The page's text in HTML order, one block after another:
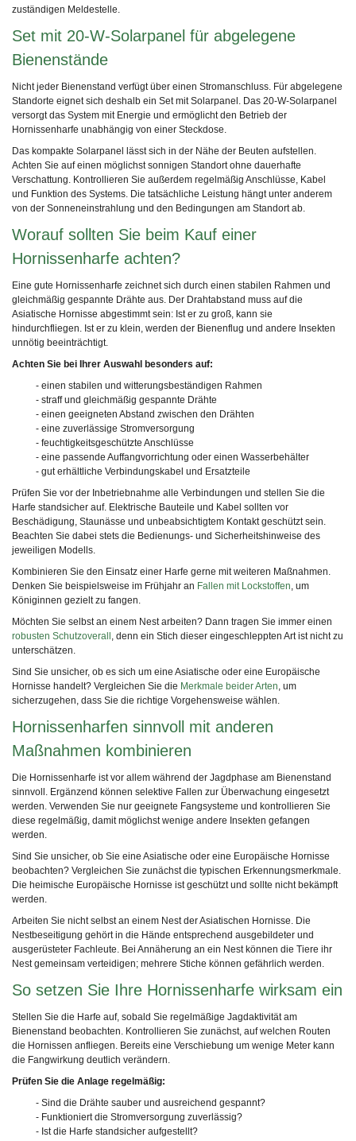
zuständigen Meldestelle.
Set mit 20-W-Solarpanel für abgelegene
Bienenstände
Nicht jeder Bienenstand verfügt über einen Stromanschluss. Für abgelegene
Standorte eignet sich deshalb ein Set mit Solarpanel. Das 20-W-Solarpanel
versorgt das System mit Energie und ermöglicht den Betrieb der
Hornissenharfe unabhängig von einer Steckdose.
Das kompakte Solarpanel lässt sich in der Nähe der Beuten aufstellen.
Achten Sie auf einen möglichst sonnigen Standort ohne dauerhafte
Verschattung. Kontrollieren Sie außerdem regelmäßig Anschlüsse, Kabel
und Funktion des Systems. Die tatsächliche Leistung hängt unter anderem
von der Sonneneinstrahlung und den Bedingungen am Standort ab.
Worauf sollten Sie beim Kauf einer
Hornissenharfe achten?
Eine gute Hornissenharfe zeichnet sich durch einen stabilen Rahmen und
gleichmäßig gespannte Drähte aus. Der Drahtabstand muss auf die
Asiatische Hornisse abgestimmt sein: Ist er zu groß, kann sie
hindurchfliegen. Ist er zu klein, werden der Bienenflug und andere Insekten
unnötig beeinträchtigt.
Achten Sie bei Ihrer Auswahl besonders auf:
- einen stabilen und witterungsbeständigen Rahmen
- straff und gleichmäßig gespannte Drähte
- einen geeigneten Abstand zwischen den Drähten
- eine zuverlässige Stromversorgung
- feuchtigkeitsgeschützte Anschlüsse
- eine passende Auffangvorrichtung oder einen Wasserbehälter
- gut erhältliche Verbindungskabel und Ersatzteile
Prüfen Sie vor der Inbetriebnahme alle Verbindungen und stellen Sie die
Harfe standsicher auf. Elektrische Bauteile und Kabel sollten vor
Beschädigung, Staunässe und unbeabsichtigtem Kontakt geschützt sein.
Beachten Sie dabei stets die Bedienungs- und Sicherheitshinweise des
jeweiligen Modells.
Kombinieren Sie den Einsatz einer Harfe gerne mit weiteren Maßnahmen.
Denken Sie beispielsweise im Frühjahr an Fallen mit Lockstoffen , um
Königinnen gezielt zu fangen.
Möchten Sie selbst an einem Nest arbeiten? Dann tragen Sie immer einen
robusten Schutzoverall , denn ein Stich dieser eingeschleppten Art ist nicht zu
unterschätzen.
Sind Sie unsicher, ob es sich um eine Asiatische oder eine Europäische
Hornisse handelt? Vergleichen Sie die Merkmale beider Arten , um
sicherzugehen, dass Sie die richtige Vorgehensweise wählen.
Hornissenharfen sinnvoll mit anderen
Maßnahmen kombinieren
Die Hornissenharfe ist vor allem während der Jagdphase am Bienenstand
sinnvoll. Ergänzend können selektive Fallen zur Überwachung eingesetzt
werden. Verwenden Sie nur geeignete Fangsysteme und kontrollieren Sie
diese regelmäßig, damit möglichst wenige andere Insekten gefangen
werden.
Sind Sie unsicher, ob Sie eine Asiatische oder eine Europäische Hornisse
beobachten? Vergleichen Sie zunächst die typischen Erkennungsmerkmale.
Die heimische Europäische Hornisse ist geschützt und sollte nicht bekämpft
werden.
Arbeiten Sie nicht selbst an einem Nest der Asiatischen Hornisse. Die
Nestbeseitigung gehört in die Hände entsprechend ausgebildeter und
ausgerüsteter Fachleute. Bei Annäherung an ein Nest können die Tiere ihr
Nest gemeinsam verteidigen; mehrere Stiche können gefährlich werden.
So setzen Sie Ihre Hornissenharfe wirksam ein
Stellen Sie die Harfe auf, sobald Sie regelmäßige Jagdaktivität am
Bienenstand beobachten. Kontrollieren Sie zunächst, auf welchen Routen
die Hornissen anfliegen. Bereits eine Verschiebung um wenige Meter kann
die Fangwirkung deutlich verändern.
Prüfen Sie die Anlage regelmäßig:
- Sind die Drähte sauber und ausreichend gespannt?
- Funktioniert die Stromversorgung zuverlässig?
- Ist die Harfe standsicher aufgestellt?